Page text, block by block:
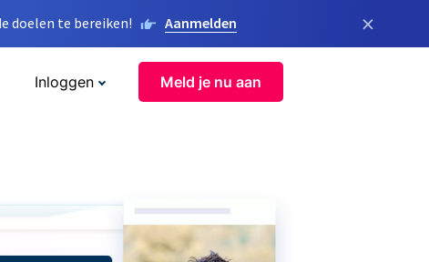
doelen te bereiken! Aanmelden ×
Inloggen Meld je nu aan